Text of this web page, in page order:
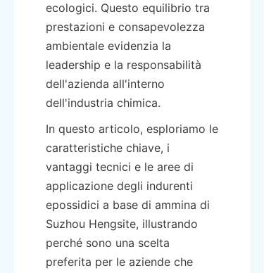
ecologici. Questo equilibrio tra
prestazioni e consapevolezza
ambientale evidenzia la
leadership e la responsabilità
dell'azienda all'interno
dell'industria chimica.
In questo articolo, esploriamo le
caratteristiche chiave, i
vantaggi tecnici e le aree di
applicazione degli indurenti
epossidici a base di ammina di
Suzhou Hengsite, illustrando
perché sono una scelta
preferita per le aziende che